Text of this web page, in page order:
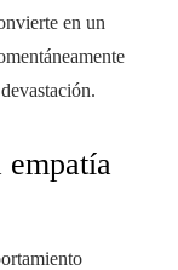
en un
empatía